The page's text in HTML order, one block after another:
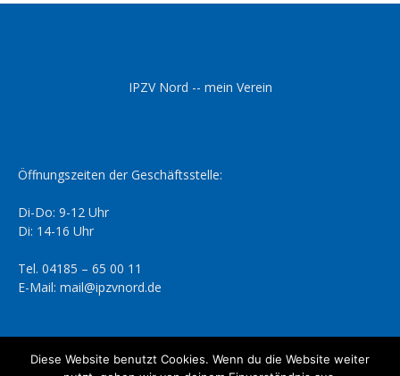
IPZV Nord -- mein Verein
Öffnungszeiten der Geschäftsstelle:
Di-Do: 9-12 Uhr
Di: 14-16 Uhr
Tel. 04185 – 65 00 11
E-Mail: mail@ipzvnord.de
Diese Website benutzt Cookies. Wenn du die Website weiter